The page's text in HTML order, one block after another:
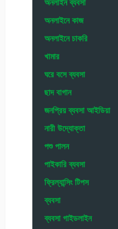
অনলাইনে কাজ
অনলাইনে চাকরি
খামার
ঘরে বসে ব্যবসা
ছাদ বাগান
জনপ্রিয় ব্যবসা আইডিয়া
নারী উদ্যোক্তা
পশু পালন
পাইকারি ব্যবসা
ফ্রিল্যান্সিং টিপস
ব্যবসা
ব্যবসা গাইডলাইন